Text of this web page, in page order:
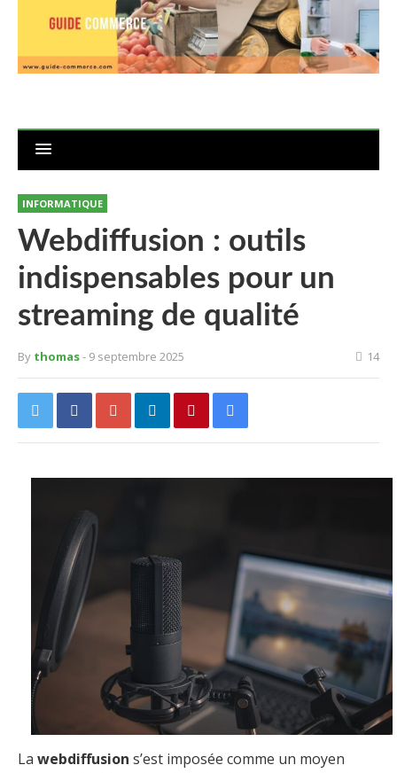
INFORMATIQUE
Webdiffusion : outils
indispensables pour un
streaming de qualité
By thomas- 9 septembre 2025 14
La webdiffusion s’est imposée comme un moyen